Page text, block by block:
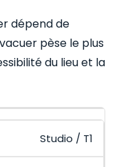
dépend de
pèse le plus
du lieu et la
Studio / T1